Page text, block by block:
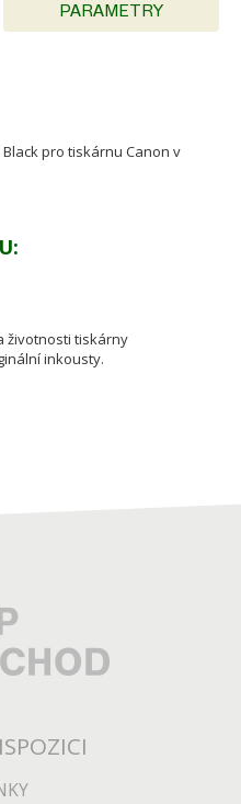
PARAMETRY
pro tiskárnu Canon v
životnosti tiskárny
inkousty.